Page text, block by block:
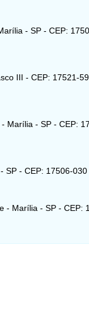
- SP - CEP:
III - CEP: 17521-
Marília - SP - CEP:
SP - CEP: 17506-030
- Marília - SP - CEP: